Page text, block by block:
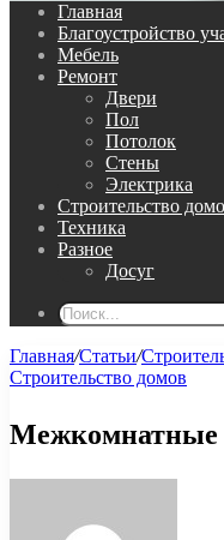
Главная
Благоустройство
Мебель
Ремонт
Двери
Пол
Потолок
Стены
Электрика
Строительство
Техника
Разное
Досуг
Главная/Статьи/
Строительство домов
Межкомнатные